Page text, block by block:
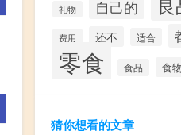
礼物 自己的
费用 还不 适合
零食 食品 食物
猜你想看的文章